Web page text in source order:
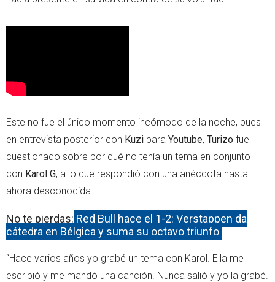
Este no fue el único momento incómodo de la noche, pues
en entrevista posterior con Kuzi para Youtube, Turizo fue
cuestionado sobre por qué no tenía un tema en conjunto
con Karol G, a lo que respondió con una anécdota hasta
ahora desconocida.
No te pierdas: Red Bull hace el 1-2: Verstappen da
cátedra en Bélgica y suma su octavo triunfo
“Hace varios años yo grabé un tema con Karol. Ella me
escribió y me mandó una canción. Nunca salió y yo la grabé.